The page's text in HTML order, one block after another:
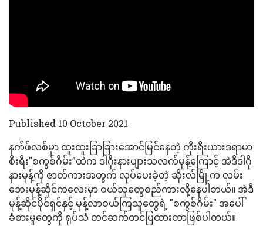
Published 10 October 2021
နက်ဖ်လစ်မှာ ထူးထူးခြာခြားအောင်မြင်နေတဲ့ ကိုးရီးယားဒရာမာ
စီးရီး”စကွစ်ဂိမ်း”ထဲက ဒါဂိုးနားပျားသလက်မုန့်ကြောင့် အဲဒီဒါဂို
နားမုန့်ကို ဇာတ်ကားအတွက် လုပ်ပေးခဲ့တဲ့ ဆိုးလ်မြို့က လမ်း
ဘေးမုန့်ဆိုင်ကလေးမှာ ဝယ်သူတွေစည်ကားလို့နေပါတယ်။ အဲဒီ
မုန့်ဆိုင်ပိုင်ရှင်နှင့် မုန့်လာဝယ်ကြသူတွေရဲ့ "စကွစ်ဂိမ်း" အပေါ်
ခံစားမှုတွေကို ရုပ်သံ တင်ဆက်တင်ပြထားတာဖြစ်ပါတယ်။